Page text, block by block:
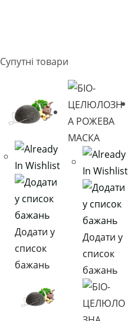
Супутні товари
Додати у
список
бажань
Додати у
список
бажань